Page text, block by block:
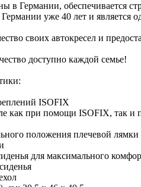
в Германии, обеспечивается
уже 40 лет и является
своих автокресел и
доступно каждой семье!
ISOFIX
как при помощи ISOFIX, так
положения плечевой
для максимального